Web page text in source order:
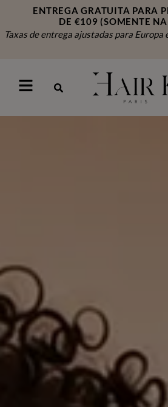
ENTREGA GRATUITA PARA
DE €109 (SOMENTE
Taxas de entrega ajustadas para